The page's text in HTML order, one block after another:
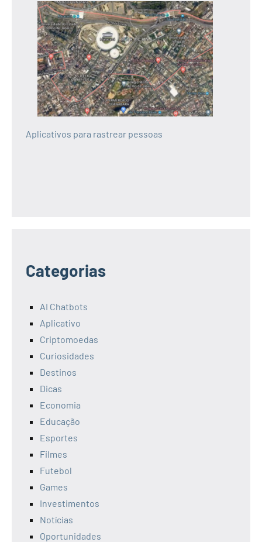
Aplicativos para rastrear pessoas
Categorias
AI Chatbots
Aplicativo
Criptomoedas
Curiosidades
Destinos
Dicas
Economia
Educação
Esportes
Filmes
Futebol
Games
Investimentos
Notícias
Oportunidades